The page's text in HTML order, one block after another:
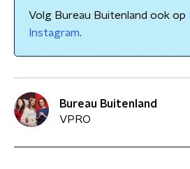
Volg Bureau Buitenland ook op
Instagram.
Bureau Buitenland
VPRO